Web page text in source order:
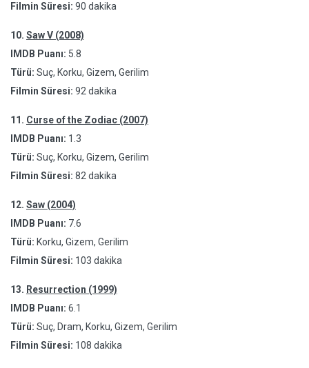
Filmin Süresi: 90 dakika
10. Saw V (2008)
IMDB Puanı: 5.8
Türü: Suç, Korku, Gizem, Gerilim
Filmin Süresi: 92 dakika
11. Curse of the Zodiac (2007)
IMDB Puanı: 1.3
Türü: Suç, Korku, Gizem, Gerilim
Filmin Süresi: 82 dakika
12. Saw (2004)
IMDB Puanı: 7.6
Türü: Korku, Gizem, Gerilim
Filmin Süresi: 103 dakika
13. Resurrection (1999)
IMDB Puanı: 6.1
Türü: Suç, Dram, Korku, Gizem, Gerilim
Filmin Süresi: 108 dakika